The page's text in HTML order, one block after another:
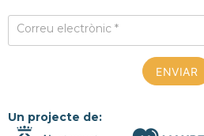
Correu electrònic *
Un projecte de: